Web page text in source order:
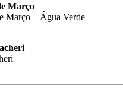
Março
Março – Água Verde